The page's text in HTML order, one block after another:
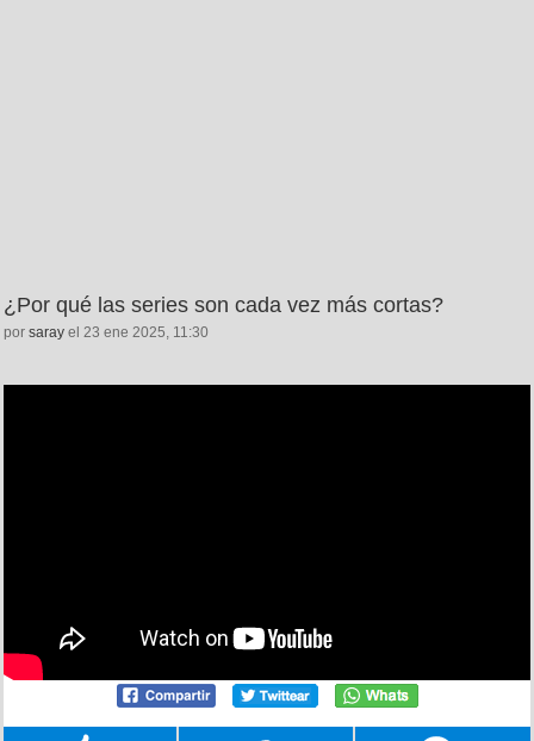
¿Por qué las series son cada vez más cortas?
por saray el 23 ene 2025, 11:30